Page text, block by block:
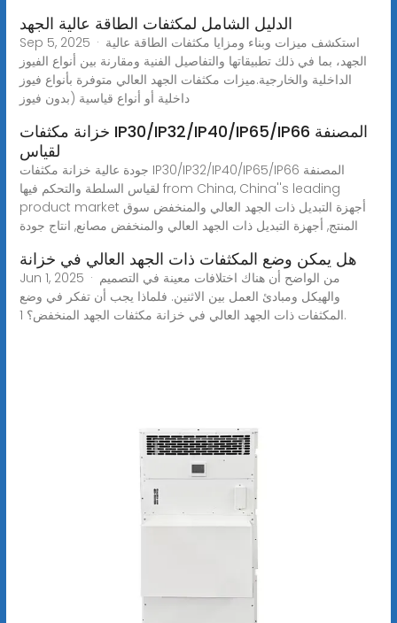
الدليل الشامل لمكثفات الطاقة عالية الجهد
Sep 5, 2025 · استكشف ميزات وبناء ومزايا مكثفات الطاقة عالية
الجهد، بما في ذلك تطبيقاتها والتفاصيل الفنية ومقارنة بين أنواع الفيوز
الداخلية والخارجية.ميزات مكثفات الجهد العالي متوفرة بأنواع فيوز
داخلية أو أنواع قياسية (بدون فيوز
خزانة مكثفات IP30/IP32/IP40/IP65/IP66 المصنفة
لقياس
جودة عالية خزانة مكثفات IP30/IP32/IP40/IP65/IP66 المصنفة
لقياس السلطة والتحكم فيها from China, China''s leading
product market أجهزة التبديل ذات الجهد العالي والمنخفض سوق
المنتج, أجهزة التبديل ذات الجهد العالي والمنخفض مصانع, انتاج جودة
هل يمكن وضع المكثفات ذات الجهد العالي في خزانة
Jun 1, 2025 · من الواضح أن هناك اختلافات معينة في التصميم
والهيكل ومبادئ العمل بين الاثنين. فلماذا يجب أن تفكر في وضع
المكثفات ذات الجهد العالي في خزانة مكثفات الجهد المنخفض؟ 1.